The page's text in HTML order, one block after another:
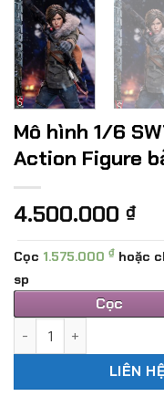
Mô hình 1/6
Action Figure
4.500.000 ₫
Cọc 1.575.000 ₫ hoặc
sp
Cọc
LIÊN